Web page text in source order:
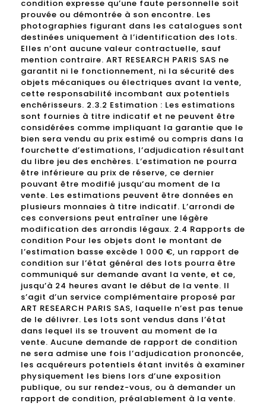
condition expresse qu’une faute personnelle soit
prouvée ou démontrée à son encontre. Les
photographies figurant dans les catalogues sont
destinées uniquement à l’identification des lots.
Elles n’ont aucune valeur contractuelle, sauf
mention contraire. ART RESEARCH PARIS SAS ne
garantit ni le fonctionnement, ni la sécurité des
objets mécaniques ou électriques avant la vente,
cette responsabilité incombant aux potentiels
enchérisseurs. 2.3.2 Estimation : Les estimations
sont fournies à titre indicatif et ne peuvent être
considérées comme impliquant la garantie que le
bien sera vendu au prix estimé ou compris dans la
fourchette d’estimations, l’adjudication résultant
du libre jeu des enchères. L’estimation ne pourra
être inférieure au prix de réserve, ce dernier
pouvant être modifié jusqu’au moment de la
vente. Les estimations peuvent être données en
plusieurs monnaies à titre indicatif. L’arrondi de
ces conversions peut entraîner une légère
modification des arrondis légaux. 2.4 Rapports de
condition Pour les objets dont le montant de
l’estimation basse excède 1 000 €, un rapport de
condition sur l’état général des lots pourra être
communiqué sur demande avant la vente, et ce,
jusqu’à 24 heures avant le début de la vente. Il
s’agit d’un service complémentaire proposé par
ART RESEARCH PARIS SAS, laquelle n’est pas tenue
de le délivrer. Les lots sont vendus dans l’état
dans lequel ils se trouvent au moment de la
vente. Aucune demande de rapport de condition
ne sera admise une fois l’adjudication prononcée,
les acquéreurs potentiels étant invités à examiner
physiquement les biens lors d’une exposition
publique, ou sur rendez-vous, ou à demander un
rapport de condition, préalablement à la vente.